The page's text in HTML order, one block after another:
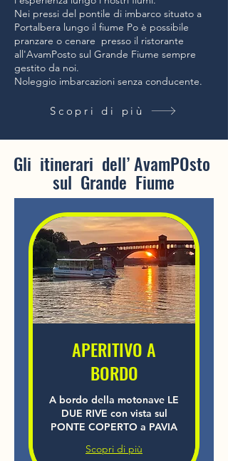
Nei pressi del pontile di imbarco situato a
Portalbera lungo il fiume Po è possibile
pranzare o cenare presso il ristorante
all'AvamPosto sul Grande Fiume sempre
gestito da noi.
Noleggio imbarcazioni senza conducente.
Scopri di più
Gli itinerari dell’ AvamPOsto
sul Grande Fiume
APERITIVO A
BORDO
A bordo della motonave LE
DUE RIVE con vista sul
PONTE COPERTO a PAVIA
Scopri di più